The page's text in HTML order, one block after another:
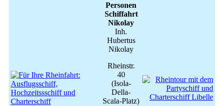
Personen
Schiffahrt
Nikolay
Inh.
Hubertus
Nikolay
Rheinstr.
40
(Isola-
Della-
Scala-Platz)